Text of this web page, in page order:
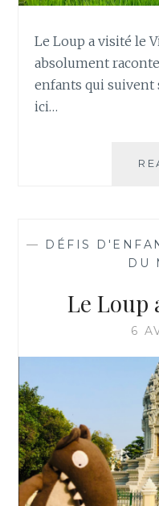
Le Loup a visité le
absolument
enfants qui suivent
ici…
— DÉFIS
DU
Le Loup
6